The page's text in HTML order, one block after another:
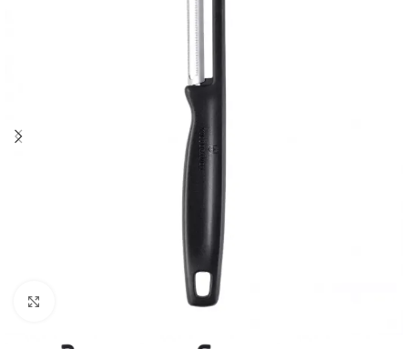
Spustelėkite, kad padidintumėte